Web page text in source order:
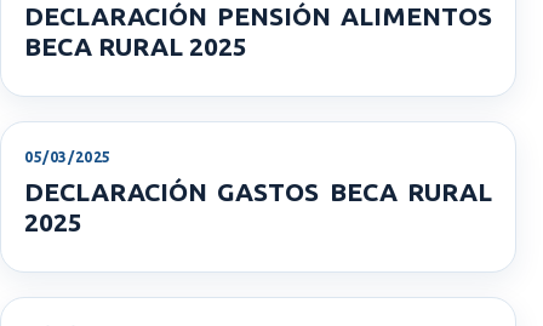
DECLARACIÓN PENSIÓN ALIMENTOS
BECA RURAL 2025
05/03/2025
DECLARACIÓN GASTOS BECA RURAL
2025